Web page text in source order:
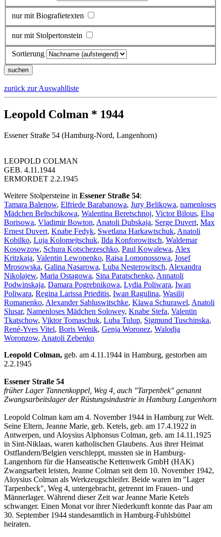
nur mit Biografietexten
nur mit Stolpertonstein
Sortierung
zurück zur Auswahlliste
Leopold Colman * 1944
Essener Straße 54 (Hamburg-Nord, Langenhorn)
LEOPOLD COLMAN
GEB. 4.11.1944
ERMORDET 2.2.1945
Weitere Stolpersteine in Essener Straße 54:
Tamara Balenow, Elfriede Barabanowa, Jury Belikowa, namenloses
Mädchen Beltschikowa, Walentina Beretschnoj, Victor Bilous, Elsa
Borisowa, Vladimir Bowton, Anatoli Dubskaja, Serge Duvert, Max
Ernest Duvert, Knabe Fedyk, Swetlana Harkawtschuk, Anatoli
Kobilko, Luja Kolomejtschuk, Ilda Konforowitsch, Waldemar
Kosowzow, Schura Kotschezeschko, Paul Kowalewa, Alex
Kritzkaja, Valentin Lewonenko, Raisa Lomonossowa, Josef
Mrosowska, Galina Nasarowa, Luba Nesterowitsch, Alexandra
Nikolajew, Maria Ostagowa, Sina Paratschenko, Annatoli
Podwinskaja, Damara Pogrebnikowa, Lydia Poliwara, Iwan
Poliwara, Regina Larissa Prieditis, Iwan Ragulina, Wasilij
Romanenko, Alexander Sabluswitschke, Klawa Schurawel, Anatoli
Slusar, Namenloses Mädchen Solowey, Knabe Stefa, Valentin
Tkatschow, Viktor Tomaschuk, Luba Tulup, Sigmund Tuschinska,
René-Yves Vitel, Boris Wenik, Genja Woronez, Walodja
Woronzow, Anatoli Zebenko
Leopold Colman, geb. am 4.11.1944 in Hamburg, gestorben am
2.2.1945
Essener Straße 54
früher Lager Tannenkoppel, Weg 4, auch "Tarpenbek" genannt
Zwangsarbeitslager der Rüstungsindustrie in Hamburg Langenhorn
Leopold Colman kam am 4. November 1944 in Hamburg zur Welt.
Seine Eltern, Jeanne Marie, geb. Ketels, geb. am 17.4.1922 in
Antwerpen, und Aloysius Alphonsus Colman, geb. am 14.11.1925
in Sint-Niklaas, waren katholischen Glaubens. Aus ihrer Heimat
Ostflandern/Belgien verschleppt, mussten sie in Hamburg-
Langenhorn für die Hanseatische Kettenwerk GmbH (HAK)
Zwangsarbeit leisten, Jeanne Colman seit dem 10. November 1942,
Aloysius Colman als Werkzeugschleifer. Beide waren im "Lager
Tarpenbeck", Weg 4, untergebracht, getrennt im Frauen- und
Männerlager. Während dieser Zeit war Jeanne Marie Ketels
schwanger. Einen Monat vor ihrer Niederkunft konnte das Paar am
30. September 1944 standesamtlich in Hamburg-Fuhlsbüttel
heiraten.